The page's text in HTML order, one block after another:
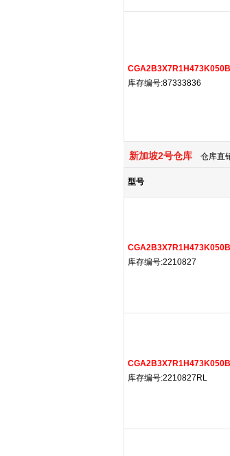
库存编号:87333836
新加坡2号仓库 仓库直
型号
库存编号:2210827
库存编号:2210827RL